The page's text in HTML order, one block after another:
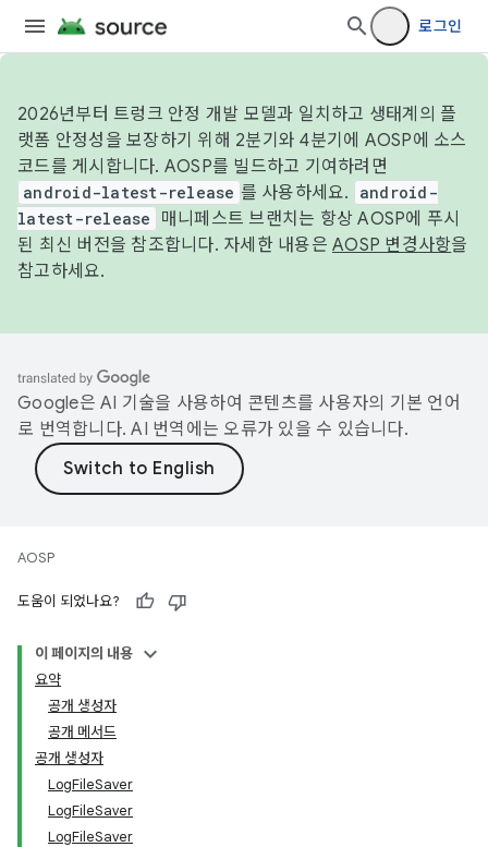
로그인
2026년부터 트렁크 안정 개발 모델과 일치하고 생태계의 플
랫폼 안정성을 보장하기 위해 2분기와 4분기에 AOSP에 소스
코드를 게시합니다. AOSP를 빌드하고 기여하려면
android-latest-release 를 사용하세요.
android-
latest-release
매니페스트 브랜치는 항상 AOSP에 푸시
된 최신 버전을 참조합니다. 자세한 내용은 AOSP 변경사항을
참고하세요.
Google은 AI 기술을 사용하여 콘텐츠를 사용자의 기본 언어
로 번역합니다. AI 번역에는 오류가 있을 수 있습니다.
AOSP
도움이 되었나요?
이 페이지의 내용
요약
공개 생성자
공개 메서드
공개 생성자
LogFileSaver
LogFileSaver
LogFileSaver